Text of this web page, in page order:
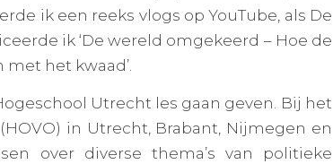
ik een reeks vlogs op YouTube, als De
ik ‘De wereld omgekeerd – Hoe de
het kwaad’.
Utrecht les gaan geven. Bij het
in Utrecht, Brabant, Nijmegen en
over diverse thema’s van politieke